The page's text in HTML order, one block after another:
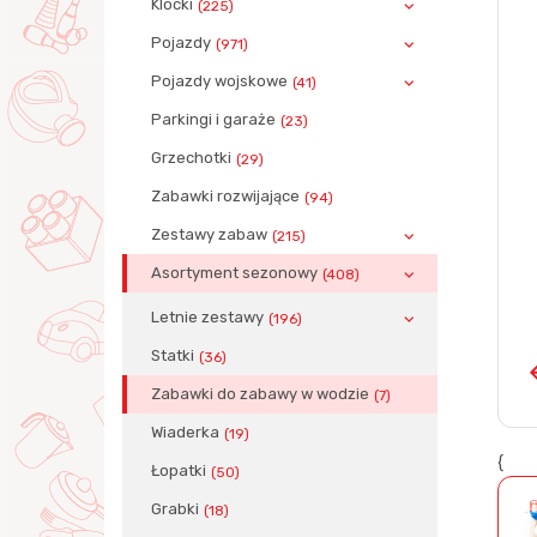
Klocki (225)
Pojazdy (971)
Pojazdy wojskowe (41)
Parkingi i garaże (23)
Grzechotki (29)
Zabawki rozwijające (94)
Zestawy zabaw (215)
Asortyment sezonowy (408)
Letnie zestawy (196)
Statki (36)
Zabawki do zabawy w wodzie (7)
Wiaderka (19)
Łopatki (50)
Grabki (18)
{